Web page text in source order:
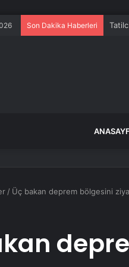
Son Dakika Haberleri
/ Üç bakan deprem bölgesini